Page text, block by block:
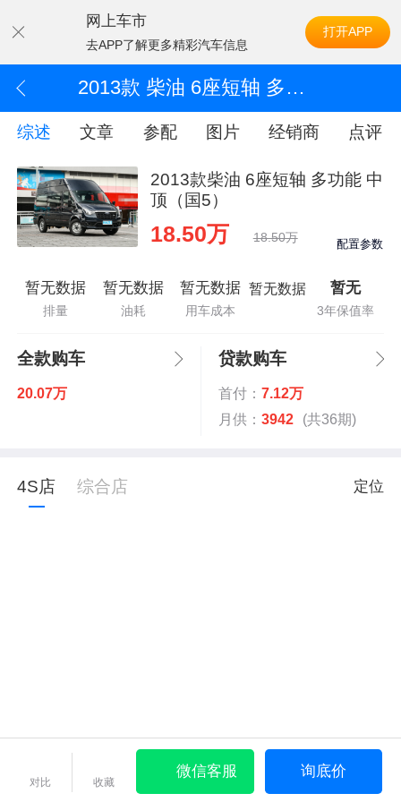
网上车市
去APP了解更多精彩汽车信息
打开APP
2013款 柴油 6座短轴 多功能 中顶（国5）
综述 文章 参配 图片 经销商 点评
2013款柴油 6座短轴 多功能 中
顶（国5）
18.50万 18.50万 配置参数
暂无数据
排量
暂无数据
油耗
暂无数据
用车成本
暂无数据 暂无
3年保值率
全款购车
20.07万
贷款购车
首付： 7.12万
月供： 3942 (共36期)
4S店 综合店 定位
对比 收藏
微信客服 询底价